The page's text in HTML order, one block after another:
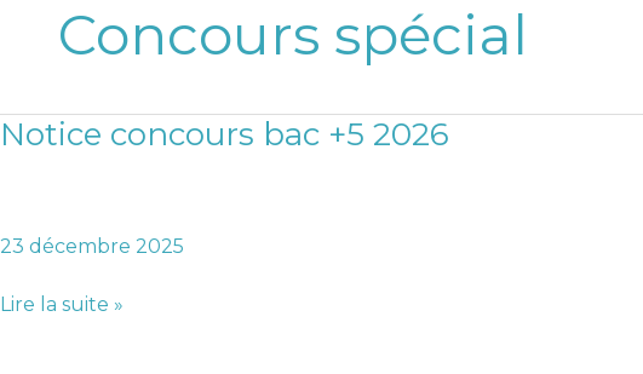
Concours spécial
Notice concours bac +5 2026
23 décembre 2025
Notice
2026
Lire la suite »